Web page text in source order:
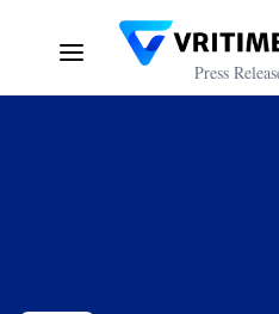
Press